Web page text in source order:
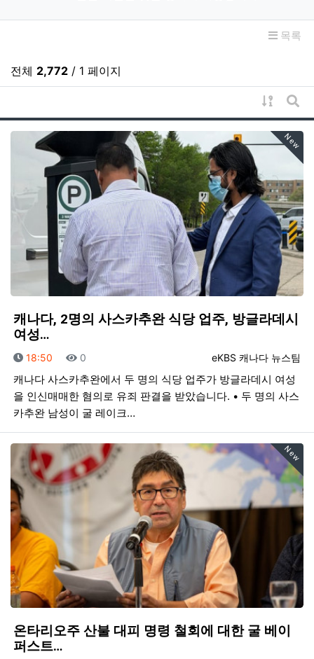
목록
전체 2,772 / 1 페이지
게시물
게
New
캐나다, 2명의 사스카추완 식당 업주, 방글라데시
여성…
등록자
eKBS 캐나다 뉴스팀
등록일
18:50 조회
0
캐나다 사스카추완에서 두 명의 식당 업주가 방글라데시 여성
을 인신매매한 혐의로 유죄 판결을 받았습니다. • 두 명의 사스
카추완 남성이 굴 레이크…
New
온타리오주 산불 대피 명령 철회에 대한 굴 베이
퍼스트…